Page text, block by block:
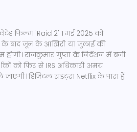
फिल्म 'Raid 2' 1 मई 2025 को
के बाद जून के आखिरी या जुलाई की
होगी। राजकुमार गुप्ता के निर्देशन में बनी
को फिर से IRS अधिकारी अमय
डिजिटल राइट्स Netflix के पास हैं।